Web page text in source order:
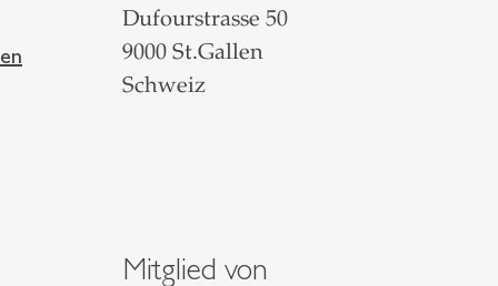
Dufourstrasse 50
9000 St.Gallen
Schweiz
Mitglied von